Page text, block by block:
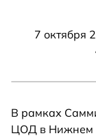
7 октября
В рамках
ЦОД в Нижнем